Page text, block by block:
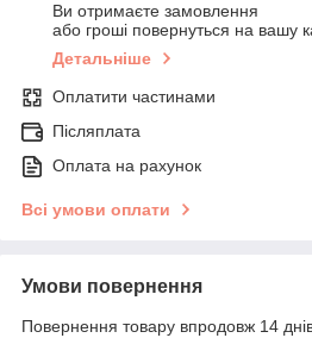
Ви отримаєте замовлення
або гроші повернуться на вашу
Детальніше
Оплатити частинами
Післяплата
Оплата на рахунок
Всі умови оплати
Умови повернення
Повернення товару впродовж 14